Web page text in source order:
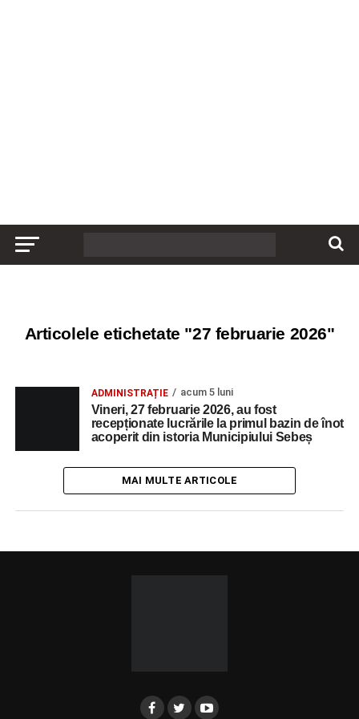
Articolele etichetate "27 februarie 2026"
ADMINISTRAȚIE acum 5 luni
Vineri, 27 februarie 2026, au fost
recepționate lucrările la primul bazin de înot
acoperit din istoria Municipiului Sebeș
MAI MULTE ARTICOLE